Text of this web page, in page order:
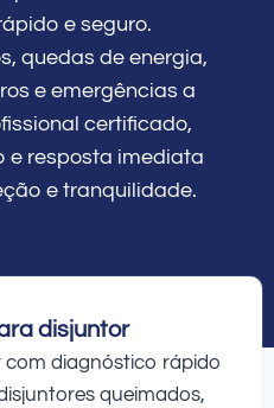
e seguro.
quedas de energia,
e emergências a
certificado,
e resposta imediata
e tranquilidade.
disjuntor
com diagnóstico rápido
queimados,